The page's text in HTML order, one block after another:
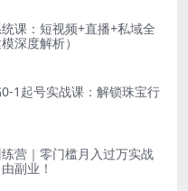
课：短视频+直播+私域全
深度解析）
1起号实战课：解锁珠宝行
营｜零门槛月入过万实战
副业！